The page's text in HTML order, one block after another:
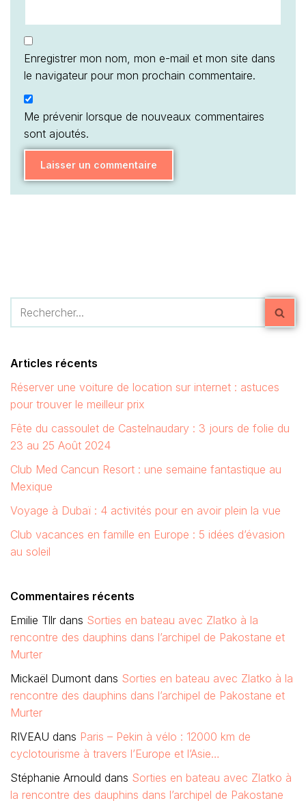
Enregistrer mon nom, mon e-mail et mon site dans
le navigateur pour mon prochain commentaire.
Me prévenir lorsque de nouveaux commentaires
sont ajoutés.
Articles récents
Réserver une voiture de location sur internet : astuces
pour trouver le meilleur prix
Fête du cassoulet de Castelnaudary : 3 jours de folie du
23 au 25 Août 2024
Club Med Cancun Resort : une semaine fantastique au
Mexique
Voyage à Dubaï : 4 activités pour en avoir plein la vue
Club vacances en famille en Europe : 5 idées d’évasion
au soleil
Commentaires récents
Emilie Tllr dans Sorties en bateau avec Zlatko à la
rencontre des dauphins dans l’archipel de Pakostane et
Murter
Mickaël Dumont dans Sorties en bateau avec Zlatko à la
rencontre des dauphins dans l’archipel de Pakostane et
Murter
RIVEAU dans Paris – Pekin à vélo : 12000 km de
cyclotourisme à travers l’Europe et l’Asie…
Stéphanie Arnould dans Sorties en bateau avec Zlatko à
la rencontre des dauphins dans l’archipel de Pakostane